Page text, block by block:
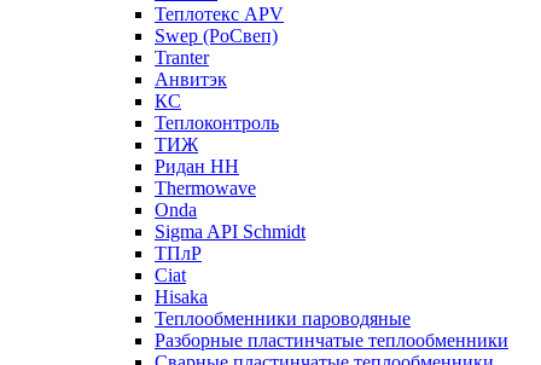
Теплотекс APV
Swep (РоСвеп)
Tranter
Анвитэк
КС
Теплоконтроль
ТИЖ
Ридан НН
Thermowave
Onda
Sigma API Schmidt
ТПлР
Ciat
Hisaka
Теплообменники пароводяные
Разборные пластинчатые теплообменники